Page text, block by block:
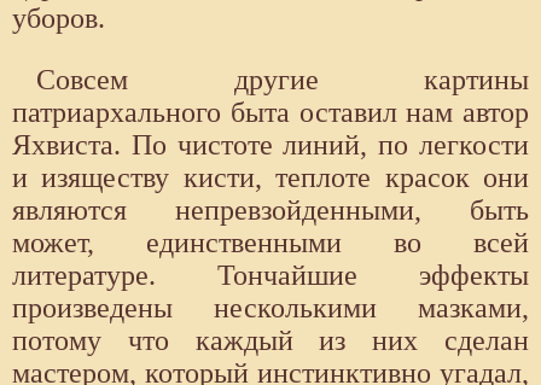
уборов.
Совсем другие картины
патриархального быта оставил нам автор
Яхвиста. По чистоте линий, по легкости
и изяществу кисти, теплоте красок они
являются непревзойденными, быть
может, единственными во всей
литературе. Тончайшие эффекты
произведены несколькими мазками,
потому что каждый из них сделан
мастером, который инстинктивно угадал,